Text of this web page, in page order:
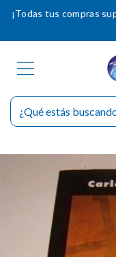
¡Todas tus compras